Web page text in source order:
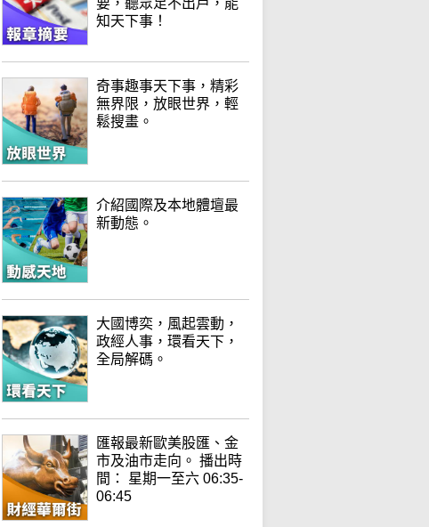
要，聽眾足不出戶，能
知天下事！
奇事趣事天下事，精彩
無界限，放眼世界，輕
鬆搜畫。
介紹國際及本地體壇最
新動態。
大國博奕，風起雲動，
政經人事，環看天下，
全局解碼。
匯報最新歐美股匯、金
市及油市走向。 播出時
間： 星期一至六 06:35-
06:45